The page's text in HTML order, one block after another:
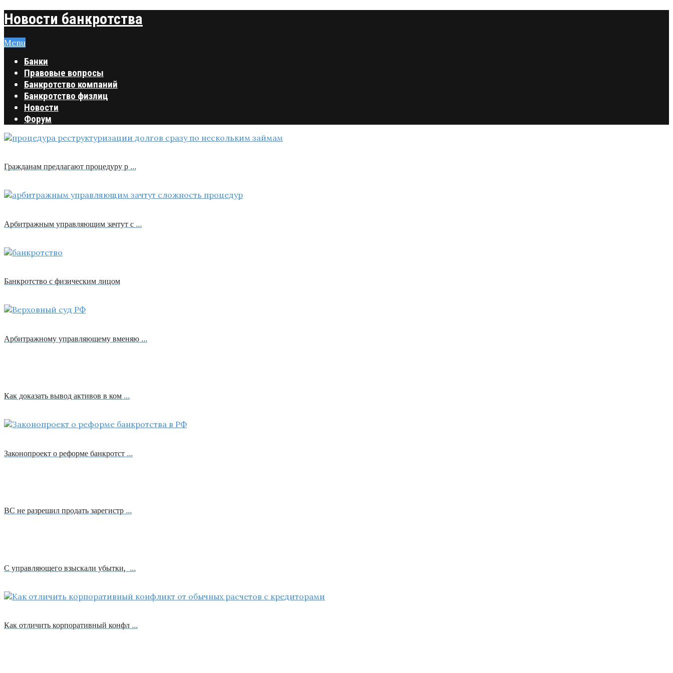
Новости банкротства
Menu
Банки
Правовые вопросы
Банкротство компаний
Банкротство физлиц
Новости
Форум
Гражданам предлагают процедуру р …
Арбитражным управляющим зачтут с …
Банкротство с физическим лицом
Арбитражному управляющему вменяю …
Как доказать вывод активов в ком …
Законопроект о реформе банкротст …
ВС не разрешил продать зарегистр …
С управляющего взыскали убытки, …
Как отличить корпоративный конфл …